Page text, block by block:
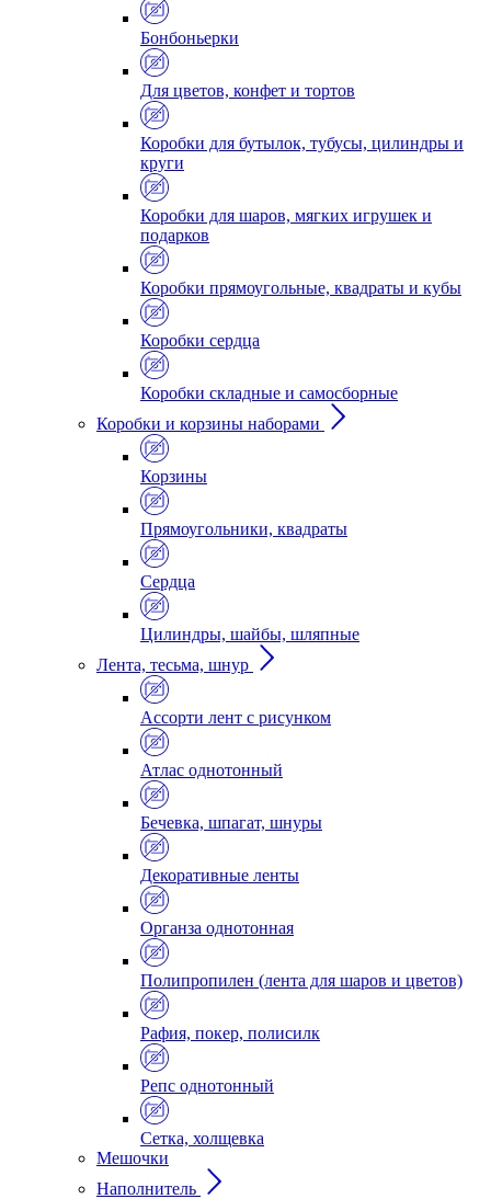
Бонбоньерки
Для цветов, конфет и тортов
Коробки для бутылок, тубусы, цилиндры и
круги
Коробки для шаров, мягких игрушек и
подарков
Коробки прямоугольные, квадраты и кубы
Коробки сердца
Коробки складные и самосборные
Коробки и корзины наборами
Корзины
Прямоугольники, квадраты
Сердца
Цилиндры, шайбы, шляпные
Лента, тесьма, шнур
Ассорти лент с рисунком
Атлас однотонный
Бечевка, шпагат, шнуры
Декоративные ленты
Органза однотонная
Полипропилен (лента для шаров и цветов)
Рафия, покер, полисилк
Репс однотонный
Сетка, холщевка
Мешочки
Наполнитель